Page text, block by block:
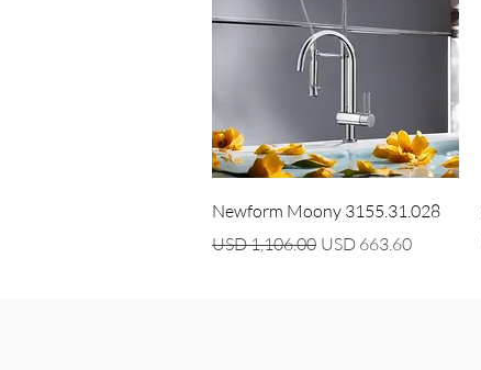
Vista rápida
Newform Moony 3155.31.028
Precio
USD 1,106.00 Precio de oferta
USD 663.60